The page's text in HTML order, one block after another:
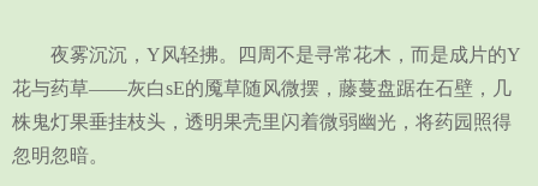
夜雾沉沉，Y风轻拂。四周不是寻常花木，而是成片的Y
花与药草——灰白sE的魇草随风微摆，藤蔓盘踞在石壁，几
株鬼灯果垂挂枝头，透明果壳里闪着微弱幽光，将药园照得
忽明忽暗。